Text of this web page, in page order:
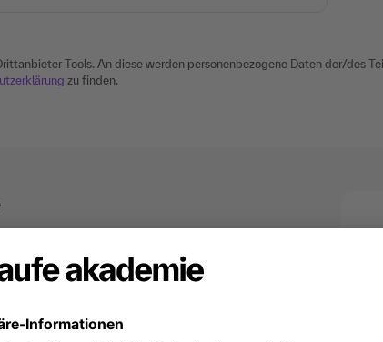
Tools. An diese werden personenbezogene Daten der/des
zu finden.
und Seminare,